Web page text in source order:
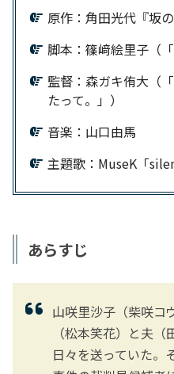
原作：角田光代『坂
脚本：篠﨑絵里子（
監督：森ガキ侑大（
たって。」）
音楽：山口由馬
主題歌：MuseK「
あらすじ
山咲里沙子（柴咲コ
（松本笑花）と夫
日々を送っていた。